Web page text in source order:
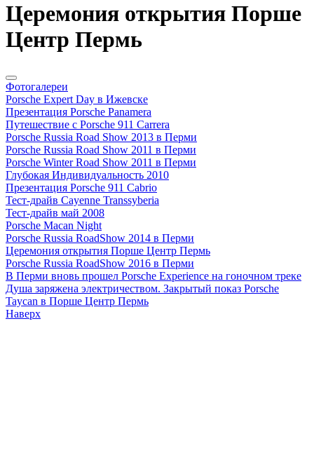
Церемония открытия Порше
Центр Пермь
Фотогалереи
Porsche Expert Day в Ижевске
Презентация Porsche Panamera
Путешествие с Porsche 911 Carrera
Porsche Russia Road Show 2013 в Перми
Porsche Russia Road Show 2011 в Перми
Porsche Winter Road Show 2011 в Перми
Глубокая Индивидуальность 2010
Презентация Porsche 911 Cabrio
Тест-драйв Cayenne Transsyberia
Тест-драйв май 2008
Porsche Macan Night
Porsche Russia RoadShow 2014 в Перми
Церемония открытия Порше Центр Пермь
Porsche Russia RoadShow 2016 в Перми
В Перми вновь прошел Porsche Experience на гоночном треке
Душа заряжена электричеством. Закрытый показ Porsche
Taycan в Порше Центр Пермь
Наверх